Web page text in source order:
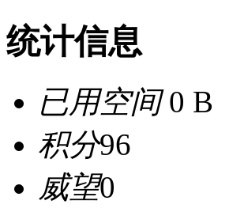
统计信息
已用空间0 B
积分96
威望0